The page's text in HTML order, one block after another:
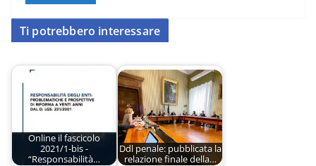
Ti potrebbero interessare
Online il fascicolo
2021/1-bis -
“Responsabilità…
Ddl penale: pubblicata la
relazione finale della…